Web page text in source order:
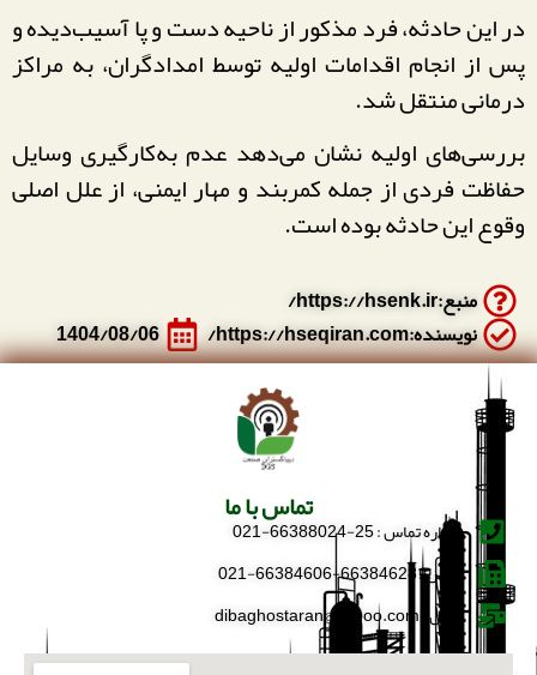
در این حادثه، فرد مذکور از ناحیه دست و پا آسیب‌دیده و
پس از انجام اقدامات اولیه توسط امدادگران، به مراکز
درمانی منتقل شد.
بررسی‌های اولیه نشان می‌دهد عدم به‌کارگیری وسایل
حفاظت فردی از جمله کمربند و مهار ایمنی، از علل اصلی
وقوع این حادثه بوده است.
منبع:https://hsenk.ir/
نویسنده:https://hseqiran.com/
1404/08/06
تماس با ما
شماره تماس : 25-66388024-021
فکس : 66384628-66384606-021
ایمیل : dibaghostaran@yahoo.com